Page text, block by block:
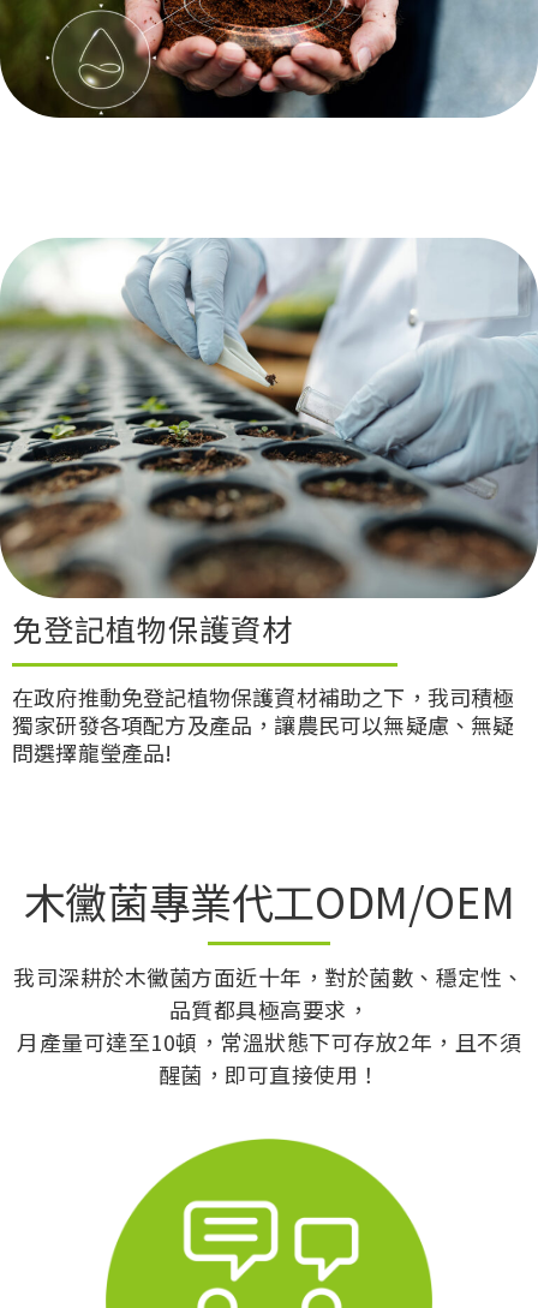
免登記植物保護資材
在政府推動免登記植物保護資材補助之下，我司積極
獨家研發各項配方及產品，讓農民可以無疑慮、無疑
問選擇龍瑩產品!
木黴菌專業代工ODM/OEM
我司深耕於木黴菌方面近十年，對於菌數、穩定性、
品質都具極高要求，
月產量可達至10頓，常溫狀態下可存放2年，且不須
醒菌，即可直接使用！